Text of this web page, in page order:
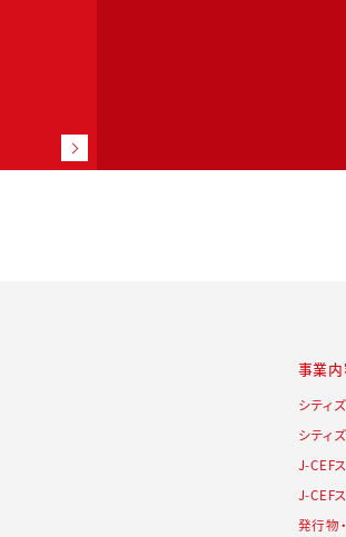
事業
シティ
シティ
J-CEF
J-CEF
発行物